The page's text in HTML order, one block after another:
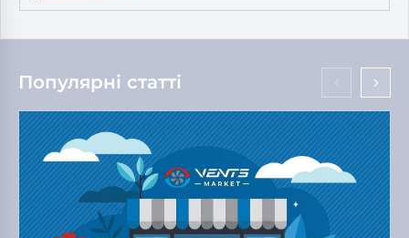
Популярні статті